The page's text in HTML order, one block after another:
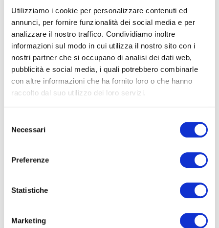
Utilizziamo i cookie per personalizzare contenuti ed
annunci, per fornire funzionalità dei social media e per
analizzare il nostro traffico. Condividiamo inoltre
informazioni sul modo in cui utilizza il nostro sito con i
nostri partner che si occupano di analisi dei dati web,
pubblicità e social media, i quali potrebbero combinarle
con altre informazioni che ha fornito loro o che hanno
raccolto dal suo utilizzo dei loro servizi.
delNecessari
Preferenze
Statistiche
Marketing
07/04/2024
IA e corporate
governance: un valido
ausilio ma anche tanti
nuovi rischi
Leggi
29/01/2024
passa ai board